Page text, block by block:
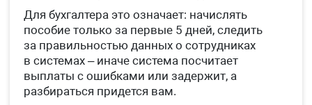
Для бухгалтера это означает: начислять
пособие только за первые 5 дней, следить
за правильностью данных о сотрудниках
в системах – иначе система посчитает
выплаты с ошибками или задержит, а
разбираться придется вам.